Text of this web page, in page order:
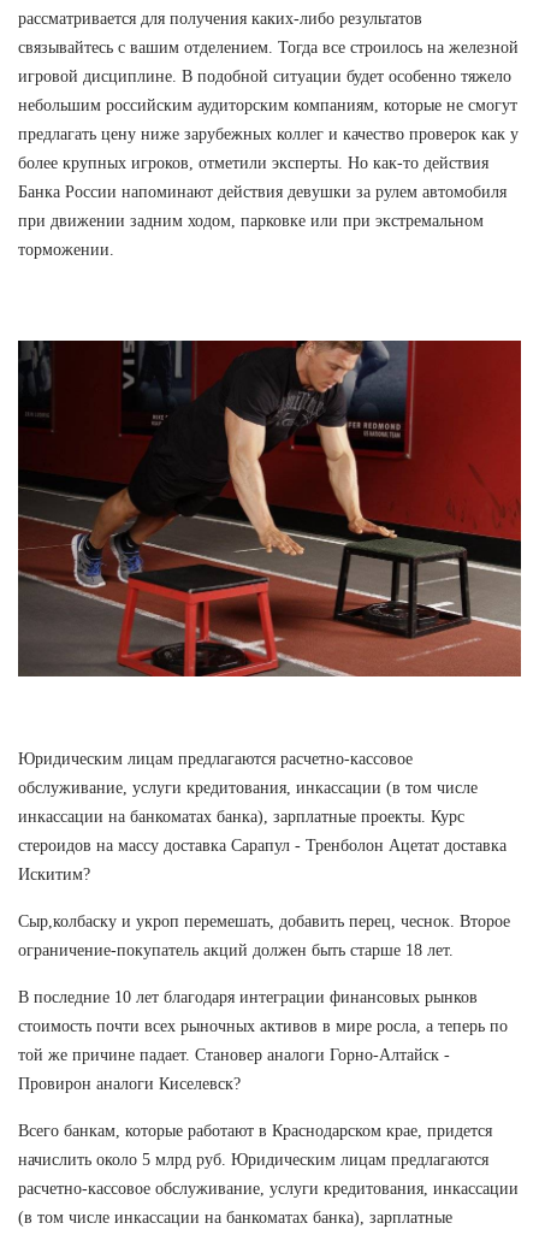
рассматривается для получения каких-либо результатов
связывайтесь с вашим отделением. Тогда все строилось на железной
игровой дисциплине. В подобной ситуации будет особенно тяжело
небольшим российским аудиторским компаниям, которые не смогут
предлагать цену ниже зарубежных коллег и качество проверок как у
более крупных игроков, отметили эксперты. Но как-то действия
Банка России напоминают действия девушки за рулем автомобиля
при движении задним ходом, парковке или при экстремальном
торможении.
Юридическим лицам предлагаются расчетно-кассовое
обслуживание, услуги кредитования, инкассации (в том числе
инкассации на банкоматах банка), зарплатные проекты. Курс
стероидов на массу доставка Сарапул - Тренболон Ацетат доставка
Искитим?
Сыр,колбаску и укроп перемешать, добавить перец, чеснок. Второе
ограничение-покупатель акций должен быть старше 18 лет.
В последние 10 лет благодаря интеграции финансовых рынков
стоимость почти всех рыночных активов в мире росла, а теперь по
той же причине падает. Становер аналоги Горно-Алтайск -
Провирон аналоги Киселевск?
Всего банкам, которые работают в Краснодарском крае, придется
начислить около 5 млрд руб. Юридическим лицам предлагаются
расчетно-кассовое обслуживание, услуги кредитования, инкассации
(в том числе инкассации на банкоматах банка), зарплатные